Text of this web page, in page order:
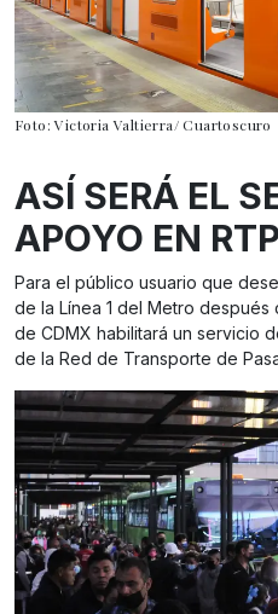
Foto: Victoria Valtierra/ Cuartoscuro
ASÍ SERÁ EL
APOYO EN RTP
Para el público usuario que
de la Línea 1 del Metro
de CDMX habilitará un servicio
de la Red de Transporte de